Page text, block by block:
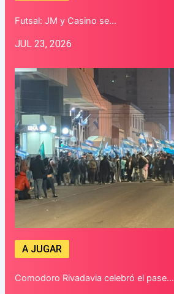
Futsal: JM y Casino se…
JUL 23, 2026
A JUGAR
Comodoro Rivadavia celebró el pase…